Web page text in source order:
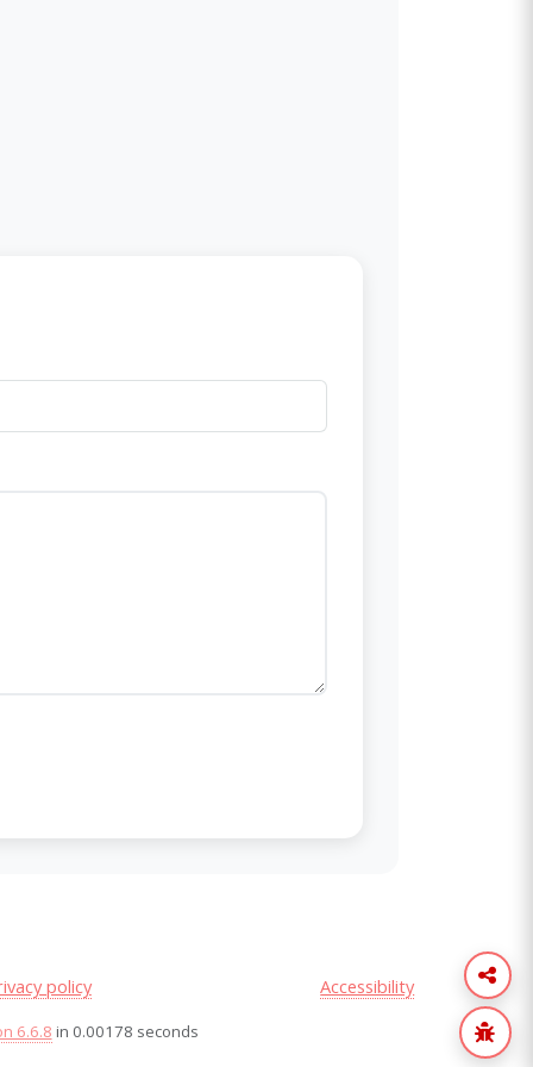
policy Accessibility
6.6.8 in 0.00178 seconds